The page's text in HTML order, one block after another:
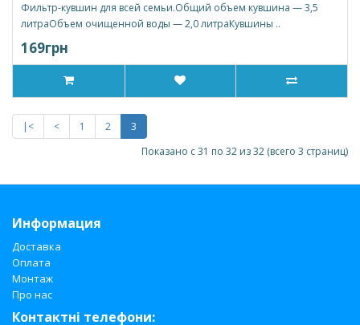
Фильтр-кувшин для всей семьи.Общий объем кувшина — 3,5
литраОбъем очищенной воды — 2,0 литраКувшины ..
169грн
|< < 1 2
3
Показано с 31 по 32 из 32 (всего 3 страниц)
Информация
Доставка
Оплата
Монтаж
Про нас
Контактні телефони: